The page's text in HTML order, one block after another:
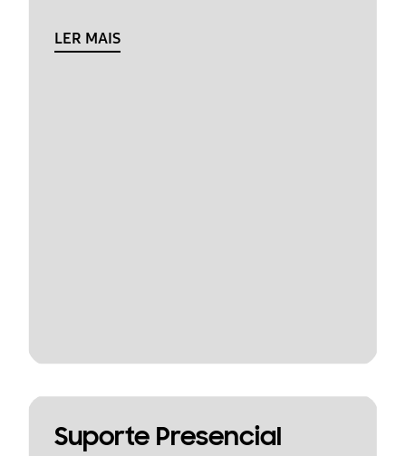
LER MAIS
Suporte Presencial